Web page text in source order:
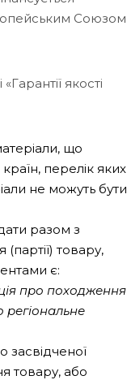
Союзом
«Гарантії якості
що
перелік яких
не можуть бути
разом з
товару,
є:
про походження
засвідченої
товару, або